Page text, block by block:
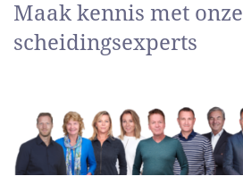
Maak kennis met onze
scheidingsexperts